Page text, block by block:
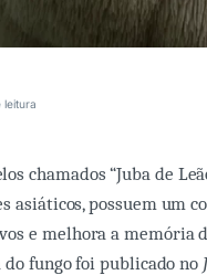
leitura
chamados “Juba de
asiáticos, possuem um
e melhora a memória
fungo foi publicado no